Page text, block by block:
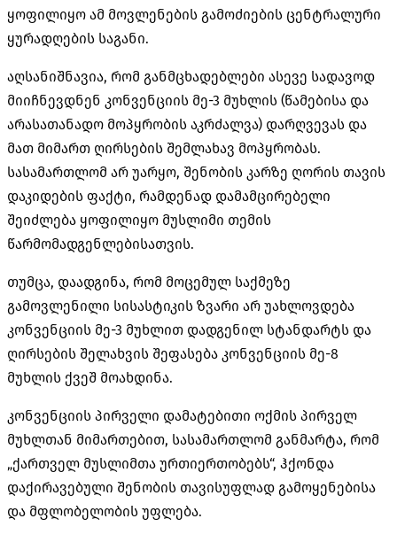
ყოფილიყო ამ მოვლენების გამოძიების ცენტრალური
ყურადღების საგანი.
აღსანიშნავია, რომ განმცხადებლები ასევე სადავოდ
მიიჩნევდნენ კონვენციის მე-3 მუხლის (წამებისა და
არასათანადო მოპყრობის აკრძალვა) დარღვევას და
მათ მიმართ ღირსების შემლახავ მოპყრობას.
სასამართლომ არ უარყო, შენობის კარზე ღორის თავის
დაკიდების ფაქტი, რამდენად დამამცირებელი
შეიძლება ყოფილიყო მუსლიმი თემის
წარმომადგენლებისათვის.
თუმცა, დაადგინა, რომ მოცემულ საქმეზე
გამოვლენილი სისასტიკის ზვარი არ უახლოვდება
კონვენციის მე-3 მუხლით დადგენილ სტანდარტს და
ღირსების შელახვის შეფასება კონვენციის მე-8
მუხლის ქვეშ მოახდინა.
კონვენციის პირველი დამატებითი ოქმის პირველ
მუხლთან მიმართებით, სასამართლომ განმარტა, რომ
„ქართველ მუსლიმთა ურთიერთობებს“, ჰქონდა
დაქირავებული შენობის თავისუფლად გამოყენებისა
და მფლობელობის უფლება.